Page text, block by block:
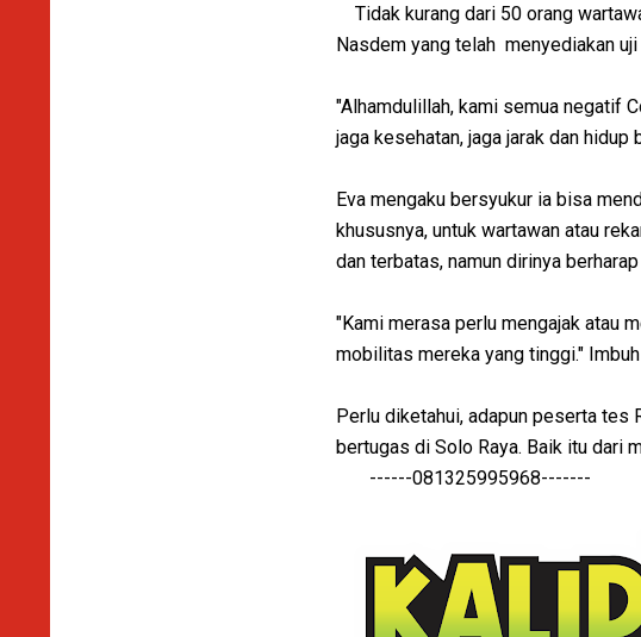
Tidak kurang dari 50 orang
Nasdem yang telah menyediakan
"Alhamdulillah, kami semua negatif
jaga kesehatan, jaga jarak dan hidup
Eva mengaku bersyukur ia bisa
khususnya, untuk wartawan atau
dan terbatas, namun dirinya
"Kami merasa perlu mengajak atau
mobilitas mereka yang tinggi." Imbuh
Perlu diketahui, adapun peserta
bertugas di Solo Raya. Baik itu dari
------081325995968-------